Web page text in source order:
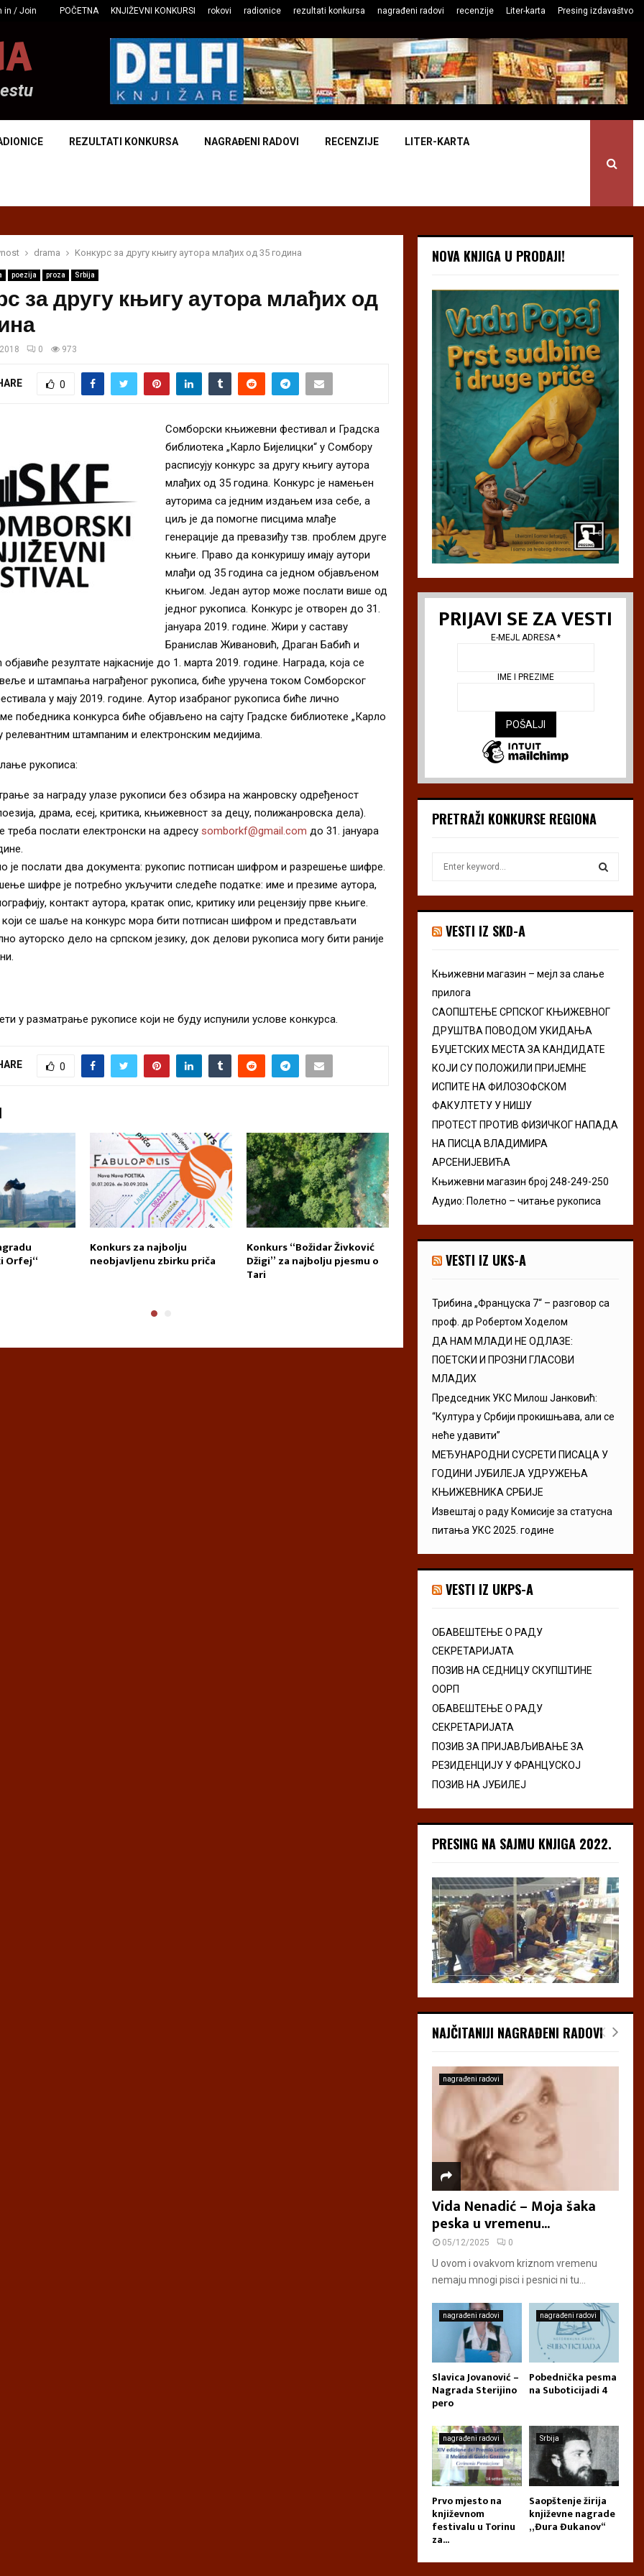
in / Join POČETNA KNJIŽEVNI KONKURSI rokovi radionice rezultati konkursa nagrađeni radovi recenzije Liter-karta Presing izdavaštvo
REZULTATI KONKURSA NAGRAĐENI RADOVI RECENZIJE LITER-KARTA
drama Kонкурс за другу књигу аутора млађих од 35 година
poezija proza Srbija
за другу књигу аутора млађих од
0 973
0
Сомборски књижевни фестивал и Градска
библиотека „Карло Бијелицки“ у Сомбору
расписују конкурс за другу књигу аутора
млађих од 35 година. Конкурс је намењен
ауторима са једним издањем иза себе, а
циљ је да помогне писцима млађе
генерације да превазиђу тзв. проблем друге
књиге. Право да конкуришу имају аутори
млађи од 35 година са једном објављеном
књигом. Један аутор може послати више од
једног рукописа. Конкурс је отворен до 31.
јануара 2019. године. Жири у саставу
Бранислав Живановић, Драган Бабић и
резултате најкасније до 1. марта 2019. године. Награда, која се
и штампања награђеног рукописа, биће уручена током Сомборског
у мају 2019. године. Аутор изабраног рукописа биће лично
победника конкурса биће објављено на сајту Градске библиотеке „Карло
релевантним штампаним и електронским медијима.
рукописа:
за награду улазе рукописи без обзира на жанровску одређеност
драма, есеј, критика, књижевност за децу, полижанровска дела).
треба послати електронски на адресу somborkf@gmail.com до 31. јануара
је послати два документа: рукопис потписан шифром и разрешење шифре.
шифре је потребно укључити следеће податке: име и презиме аутора,
контакт аутора, кратак опис, критику или рецензију прве књиге.
који се шаље на конкурс мора бити потписан шифром и представљати
ауторско дело на српском језику, док делови рукописа могу бити раније
у разматрање рукописе који не буду испунили услове конкурса.
0
Orfej“
Konkurs za najbolju
neobjavljenu zbirku priča
Konkurs “Božidar Živković
Džigi” za najbolju pjesmu o
Tari
Приказ романа „Крик“ Ане
Атанасковић
Dani Milke Bajic
NOVA KNJIGA U PRODAJI!
PRIJAVI SE ZA VESTI
E-MEJL ADRESA*
IME I PREZIME
PRETRAŽI KONKURSE REGIONA
h
r
:
S
C
VESTI IZ SKD-A
Књижевни магазин – мејл за слање
прилога
САОПШТЕЊЕ СРПСКОГ КЊИЖЕВНОГ
ДРУШТВА ПОВОДОМ УКИДАЊА
БУЏЕТСКИХ МЕСТА ЗА КАНДИДАТЕ
КОЈИ СУ ПОЛОЖИЛИ ПРИЈЕМНЕ
ИСПИТЕ НА ФИЛОЗОФСКОМ
ФАКУЛТЕТУ У НИШУ
ПРОТЕСТ ПРОТИВ ФИЗИЧКОГ НАПАДА
НА ПИСЦА ВЛАДИМИРА
АРСЕНИЈЕВИЋА
Књижевни магазин број 248-249-250
Аудио: Полетно – читање рукописа
VESTI IZ UKS-A
Трибина „Француска 7“ – разговор са
проф. др Робертом Ходелом
ДА НАМ МЛАДИ НЕ ОДЛАЗЕ:
ПОЕТСКИ И ПРОЗНИ ГЛАСОВИ
МЛАДИХ
Председник УКС Милош Јанковић:
“Култура у Србији прокишњава, али се
неће удавити”
МЕЂУНАРОДНИ СУСРЕТИ ПИСАЦА У
ГОДИНИ ЈУБИЛЕЈА УДРУЖЕЊА
КЊИЖЕВНИКА СРБИЈЕ
Извештај о раду Комисије за статусна
питања УКС 2025. године
VESTI IZ UKPS-A
ОБАВЕШТЕЊЕ О РАДУ
СЕКРЕТАРИЈАТА
ПОЗИВ НА СЕДНИЦУ СКУПШТИНЕ
ООРП
ОБАВЕШТЕЊЕ О РАДУ
СЕКРЕТАРИЈАТА
ПОЗИВ ЗА ПРИЈАВЉИВАЊЕ ЗА
РЕЗИДЕНЦИЈУ У ФРАНЦУСКОЈ
ПОЗИВ НА ЈУБИЛЕЈ
PRESING NA SAJMU KNJIGA 2022.
NAJČITANIJI NAGRAĐENI RADOVI
nagrađeni radovi
Vida Nenadić – Moja šaka
peska u vremenu...
05/12/2025 0
U ovom i ovakvom kriznom vremenu
nemaju mnogi pisci i pesnici ni tu...
nagrađeni radovi
Slavica Jovanović –
Nagrada Sterijino
pero
nagrađeni radovi
Pobednička pesma
na Suboticijadi 4
nagrađeni radovi
Prvo mjesto na
književnom
festivalu u Torinu
za...
Srbija
Saopštenje žirija
književne nagrade
„Đura Đukanov“